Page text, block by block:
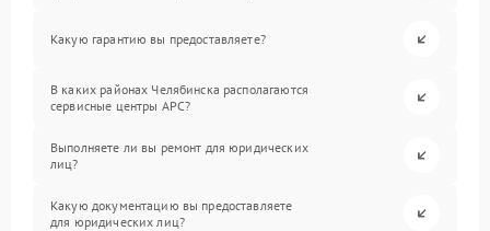
Какую гарантию вы предоставляете?
В каких районах Челябинска располагаются
сервисные центры APC?
Выполняете ли вы ремонт для юридических
лиц?
Какую документацию вы предоставляете
для юридических лиц?